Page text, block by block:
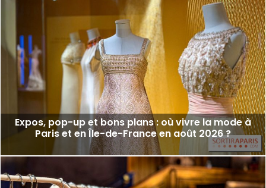
Expos, pop-up et bons plans : où vivre la mode à
Paris et en Île-de-France en août 2026 ?